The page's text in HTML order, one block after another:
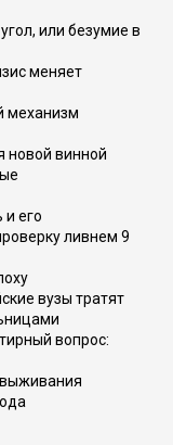
или безумие в
меняет
механизм
новой винной
и его
ливнем 9
вузы тратят
вопрос: